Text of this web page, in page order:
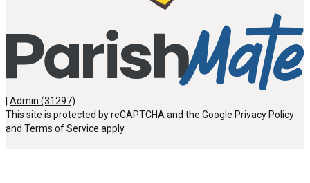
| Admin (31297)
This site is protected by reCAPTCHA and the Google Privacy Policy
and Terms of Service apply